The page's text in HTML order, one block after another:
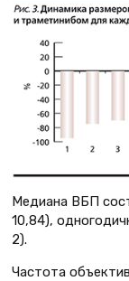
Медиана ВБП
10,84),
2).
Частота